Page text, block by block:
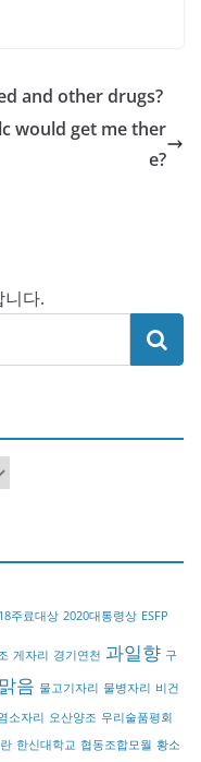
and other drugs?
would get me ther
e?
다.
주료대상 2020대통령상 ESFP
게자리 경기연천 과일향 구
맑음 물고기자리 물병자리 비건
소자리 오산양조 우리술품평회
한신대학교 협동조합모월 황소